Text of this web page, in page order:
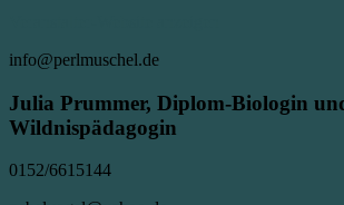
info@perlmuschel.de
Julia Prummer, Diplom-Biologin
Wildnispädagogin
0152/6615144